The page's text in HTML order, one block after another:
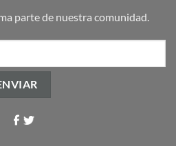
parte de nuestra comunidad.